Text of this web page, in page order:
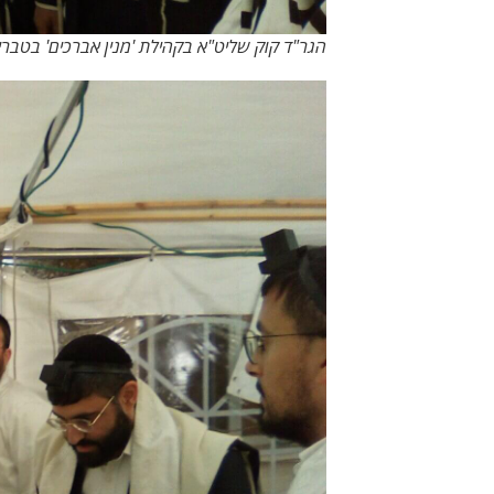
הגר"ד קוק שליט"א בקהילת 'מנין אברכים'